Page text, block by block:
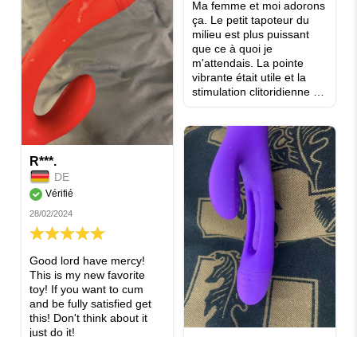
Ma femme et moi adorons
ça. Le petit tapoteur du
milieu est plus puissant
que ce à quoi je
m'attendais. La pointe
vibrante était utile et la
stimulation clitoridienne a
éléments
indépendamment était très
amusant. Disons
simplement que nous
avons tous les deux
apprécié le parc aquatique
et que nous y
retournerons encore et
encore.
R***.
DE
Vérifié
28/02/2024
100%
Good lord have mercy!
This is my new favorite
toy! If you want to cum
and be fully satisfied get
this! Don't think about it
just do it!